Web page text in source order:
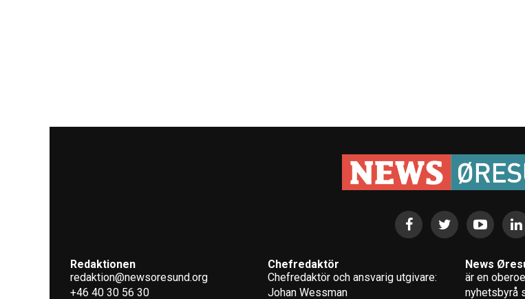
Redaktionen
redaktion@newsoresund.org
+46 40 30 56 30
Chefredaktör
Chefredaktör och ansvarig utgivare:
Johan Wessman
News
är en
nyhets­byrå